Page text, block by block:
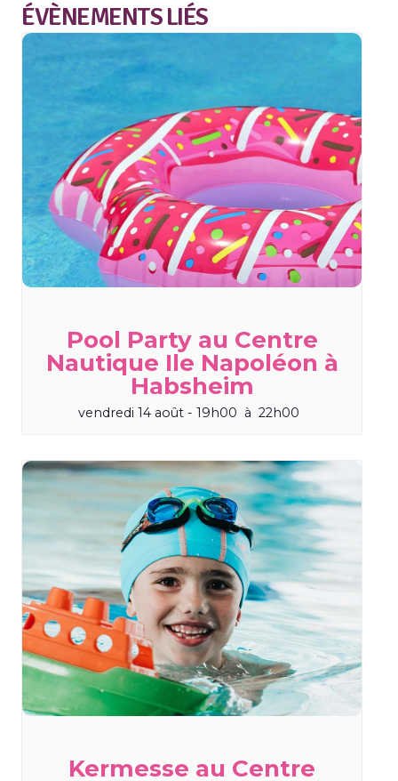
ÉVÈNEMENTS LIÉS
Pool Party au Centre
Nautique Ile Napoléon à
Habsheim
vendredi 14 août - 19h00 à 22h00
Kermesse au Centre